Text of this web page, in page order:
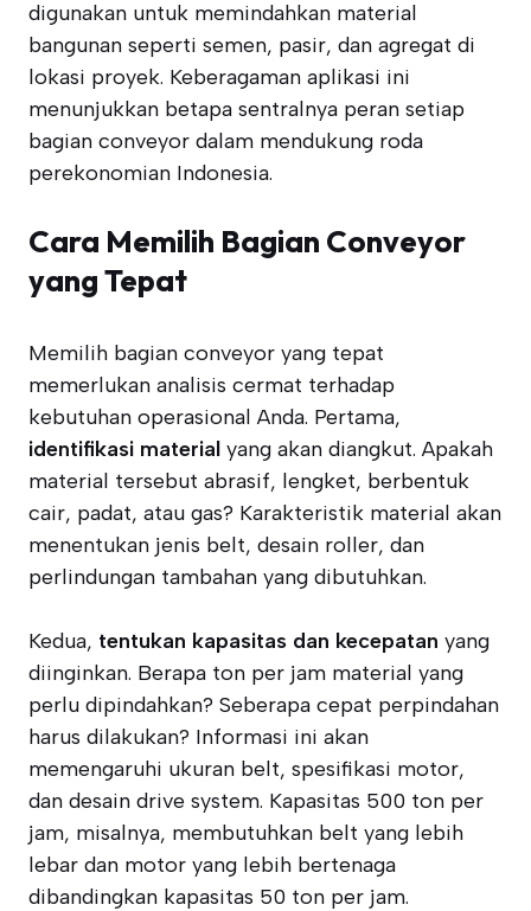
digunakan untuk memindahkan material
bangunan seperti semen, pasir, dan agregat di
lokasi proyek. Keberagaman aplikasi ini
menunjukkan betapa sentralnya peran setiap
bagian conveyor dalam mendukung roda
perekonomian Indonesia.
Cara Memilih Bagian Conveyor
yang Tepat
Memilih bagian conveyor yang tepat
memerlukan analisis cermat terhadap
kebutuhan operasional Anda. Pertama,
identifikasi material yang akan diangkut. Apakah
material tersebut abrasif, lengket, berbentuk
cair, padat, atau gas? Karakteristik material akan
menentukan jenis belt, desain roller, dan
perlindungan tambahan yang dibutuhkan.
Kedua, tentukan kapasitas dan kecepatan yang
diinginkan. Berapa ton per jam material yang
perlu dipindahkan? Seberapa cepat perpindahan
harus dilakukan? Informasi ini akan
memengaruhi ukuran belt, spesifikasi motor,
dan desain drive system. Kapasitas 500 ton per
jam, misalnya, membutuhkan belt yang lebih
lebar dan motor yang lebih bertenaga
dibandingkan kapasitas 50 ton per jam.